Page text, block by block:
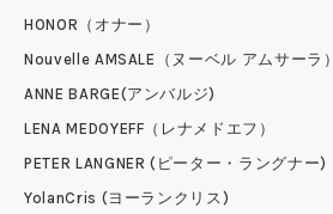
HONOR（オナー）
Nouvelle AMSALE（ヌーベル アムサーラ）
ANNE BARGE(アンバルジ)
LENA MEDOYEFF（レナメドエフ）
PETER LANGNER (ピーター・ラングナー)
YolanCris (ヨーランクリス)